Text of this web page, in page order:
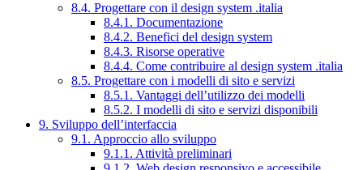
8.4. Progettare con il design system .italia
8.4.1. Documentazione
8.4.2. Benefici del design system
8.4.3. Risorse operative
8.4.4. Come contribuire al design system .italia
8.5. Progettare con i modelli di sito e servizi
8.5.1. Vantaggi dell’utilizzo dei modelli
8.5.2. I modelli di sito e servizi disponibili
9. Sviluppo dell’interfaccia
9.1. Approccio allo sviluppo
9.1.1. Attività preliminari